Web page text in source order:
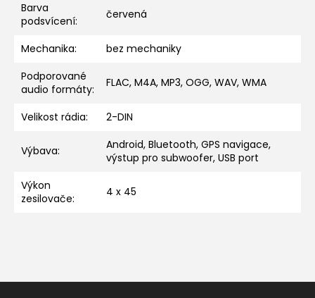
Barva
podsvícení: červená
Mechanika:
bez mechaniky
Podporované
audio formáty: FLAC, M4A, MP3, OGG, WAV, WMA
Velikost rádia: 2-DIN
Výbava:
Android, Bluetooth, GPS navigace,
výstup pro subwoofer, USB port
Výkon
zesilovače: 4 x 45